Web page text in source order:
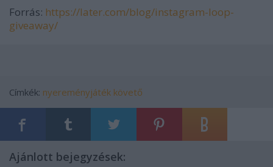
Forrás: https://later.com/blog/instagram-loop-
giveaway/
Címkék: nyereményjáték követő
Ajánlott bejegyzések: